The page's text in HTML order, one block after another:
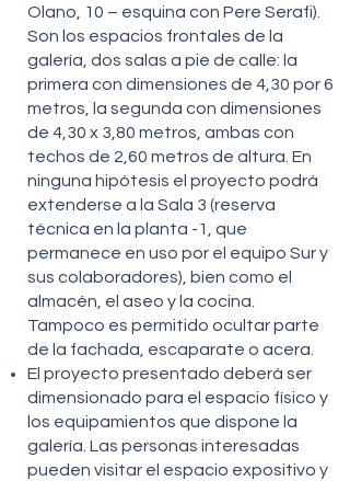
Olano, 10 – esquina con Pere Serafi).
Son los espacios frontales de la
galería, dos salas a pie de calle: la
primera con dimensiones de 4,30 por 6
metros, la segunda con dimensiones
de 4,30 x 3,80 metros, ambas con
techos de 2,60 metros de altura. En
ninguna hipótesis el proyecto podrá
extenderse a la Sala 3 (reserva
técnica en la planta -1, que
permanece en uso por el equipo Sur y
sus colaboradores), bien como el
almacén, el aseo y la cocina.
Tampoco es permitido ocultar parte
de la fachada, escaparate o acera.
El proyecto presentado deberá ser
dimensionado para el espacio físico y
los equipamientos que dispone la
galería. Las personas interesadas
pueden visitar el espacio expositivo y